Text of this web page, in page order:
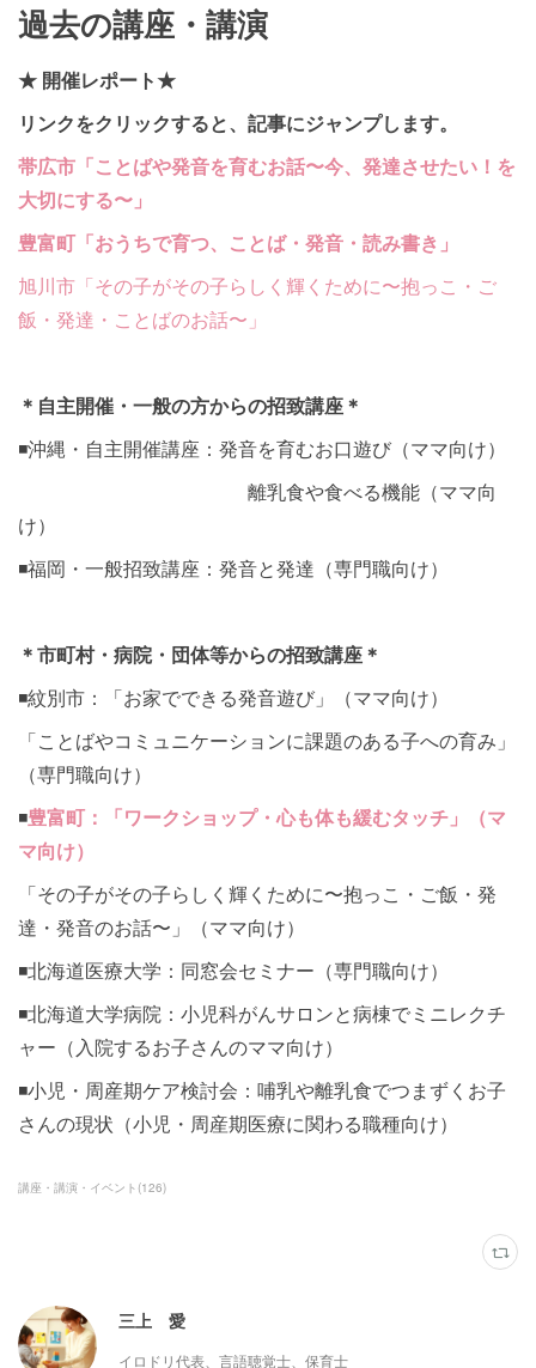
過去の講座・講演
★ 開催レポート★
リンクをクリックすると、記事にジャンプします。
帯広市「ことばや発音を育むお話〜今、発達させたい！を
大切にする〜」
豊富町「おうちで育つ、ことば・発音・読み書き」
旭川市「その子がその子らしく輝くために〜抱っこ・ご
飯・発達・ことばのお話〜」
＊自主開催・一般の方からの招致講座＊
◾️沖縄・自主開催講座：発音を育むお口遊び（ママ向け）
離乳食や食べる機能（ママ向
け）
◾️福岡・一般招致講座：発音と発達（専門職向け）
＊市町村・病院・団体等からの招致講座＊
◾️紋別市：「お家でできる発音遊び」（ママ向け）
「ことばやコミュニケーションに課題のある子への育み」
（専門職向け）
◾️豊富町：「ワークショップ・心も体も緩むタッチ」（マ
マ向け）
「その子がその子らしく輝くために〜抱っこ・ご飯・発
達・発音のお話〜」（ママ向け）
◾️北海道医療大学：同窓会セミナー（専門職向け）
◾️北海道大学病院：小児科がんサロンと病棟でミニレクチ
ャー（入院するお子さんのママ向け）
◾️小児・周産期ケア検討会：哺乳や離乳食でつまずくお子
さんの現状（小児・周産期医療に関わる職種向け）
講座・講演・イベント (126)
三上 愛
イロドリ代表、言語聴覚士、保育士